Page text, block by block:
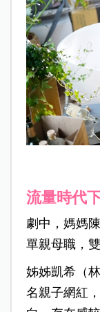
流量時代
劇中，媽媽
單親母職，
姊姊凱希（
名親子網紅